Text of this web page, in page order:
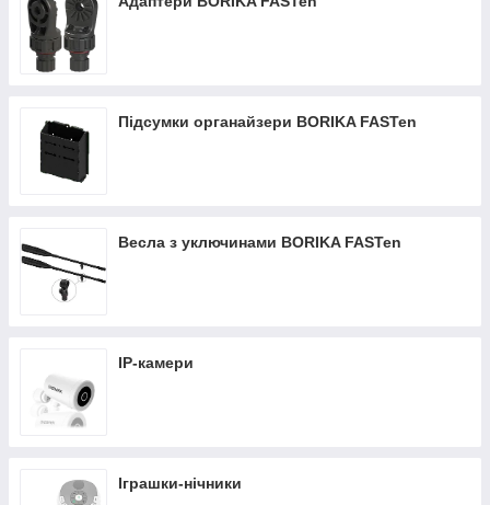
Підсумки органайзери BORIKA FASTen
Весла з уключинами BORIKA FASTen
IP-камери
Іграшки-нічники